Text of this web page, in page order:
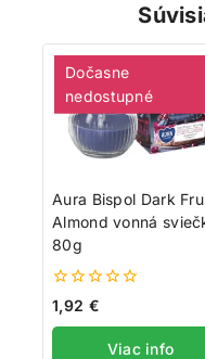
Dočasne
nedostupné
Aura Bispol Dark
Almond vonná
80g
0
5
1,92 €
Viac info